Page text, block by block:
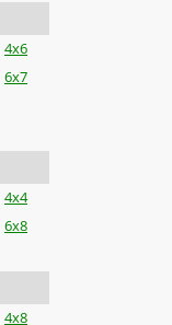
4x6
6x7
4x4
6x8
4x8